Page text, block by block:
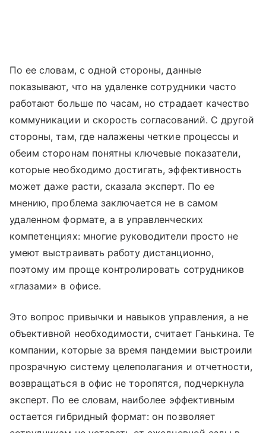
По ее словам, с одной стороны, данные
показывают, что на удаленке сотрудники часто
работают больше по часам, но страдает качество
коммуникации и скорость согласований. С другой
стороны, там, где налажены четкие процессы и
обеим сторонам понятны ключевые показатели,
которые необходимо достигать, эффективность
может даже расти, сказала эксперт. По ее
мнению, проблема заключается не в самом
удаленном формате, а в управленческих
компетенциях: многие руководители просто не
умеют выстраивать работу дистанционно,
поэтому им проще контролировать сотрудников
«глазами» в офисе.
Это вопрос привычки и навыков управления, а не
объективной необходимости, считает Ганькина. Те
компании, которые за время пандемии выстроили
прозрачную систему целеполагания и отчетности,
возвращаться в офис не торопятся, подчеркнула
эксперт. По ее словам, наиболее эффективным
остается гибридный формат: он позволяет